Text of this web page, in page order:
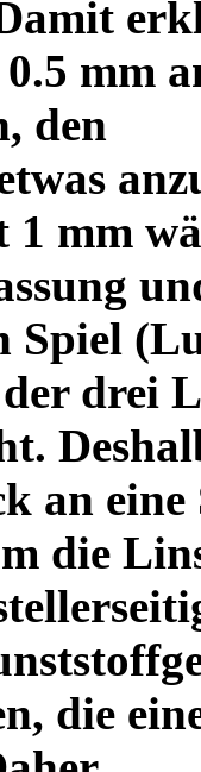
mm
den
mm
Spiel
drei
an eine
die
die